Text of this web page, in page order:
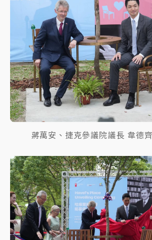
蔣萬安、捷克參議院議長 韋德